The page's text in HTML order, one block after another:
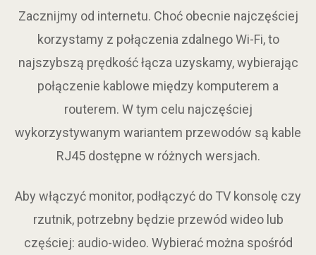
Zacznijmy od internetu. Choć obecnie najczęściej
korzystamy z połączenia zdalnego Wi-Fi, to
najszybszą prędkość łącza uzyskamy, wybierając
połączenie kablowe między komputerem a
routerem. W tym celu najczęściej
wykorzystywanym wariantem przewodów są kable
RJ45 dostępne w różnych wersjach.
Aby włączyć monitor, podłączyć do TV konsolę czy
rzutnik, potrzebny będzie przewód wideo lub
częściej: audio-wideo. Wybierać można spośród